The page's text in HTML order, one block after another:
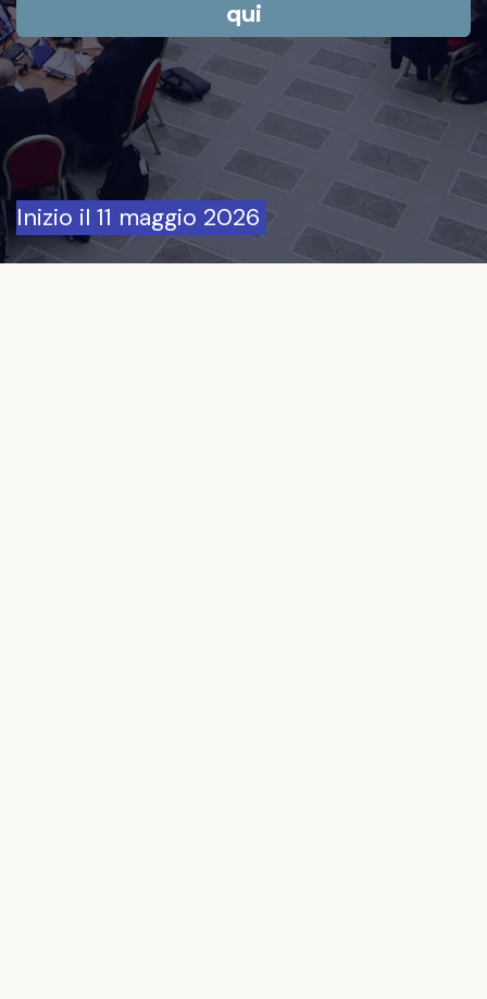
qui
Inizio il 11 maggio 2026